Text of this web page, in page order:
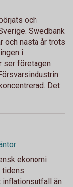
och
Swedbank
och nästa år trots
i
ser företagen
Det
ekonomi
tidens
inflationsutfall än